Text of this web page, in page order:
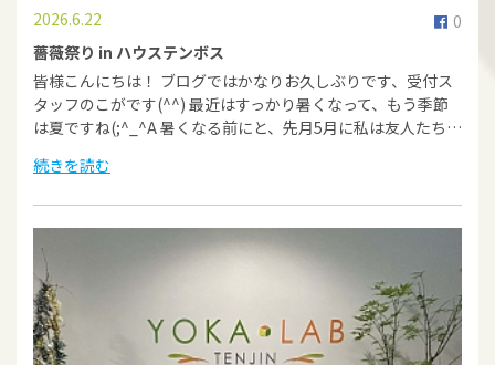
0
2026.6.22
薔薇祭り in ハウステンボス
皆様こんにちは！ ブログではかなりお久しぶりです、受付ス
タッフのこがです(^^) 最近はすっかり暑くなって、もう季節
は夏ですね(;^_^A 暑くなる前にと、先月5月に私は友人たち…
続きを読む